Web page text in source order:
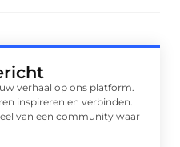
verhaal op ons platform.
inspireren en verbinden.
van een community waar